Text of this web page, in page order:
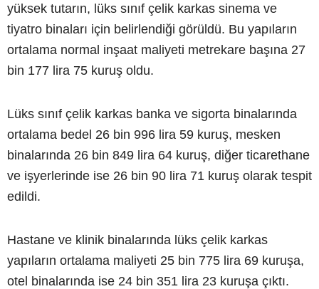
yüksek tutarın, lüks sınıf çelik karkas sinema ve
tiyatro binaları için belirlendiği görüldü. Bu yapıların
ortalama normal inşaat maliyeti metrekare başına 27
bin 177 lira 75 kuruş oldu.
Lüks sınıf çelik karkas banka ve sigorta binalarında
ortalama bedel 26 bin 996 lira 59 kuruş, mesken
binalarında 26 bin 849 lira 64 kuruş, diğer ticarethane
ve işyerlerinde ise 26 bin 90 lira 71 kuruş olarak tespit
edildi.
Hastane ve klinik binalarında lüks çelik karkas
yapıların ortalama maliyeti 25 bin 775 lira 69 kuruşa,
otel binalarında ise 24 bin 351 lira 23 kuruşa çıktı.